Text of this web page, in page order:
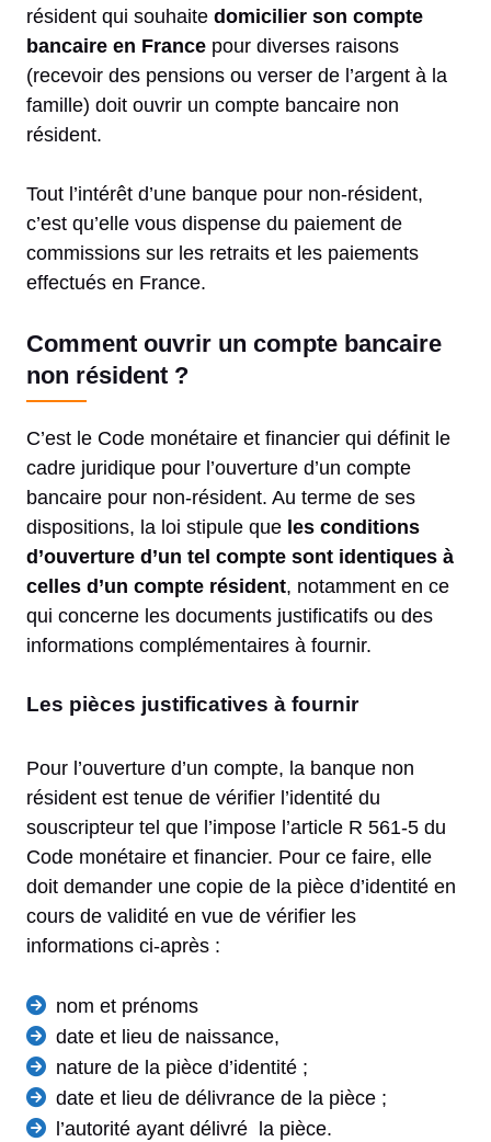
résident qui souhaite domicilier son compte
bancaire en France pour diverses raisons
(recevoir des pensions ou verser de l’argent à la
famille) doit ouvrir un compte bancaire non
résident.
Tout l’intérêt d’une banque pour non-résident,
c’est qu’elle vous dispense du paiement de
commissions sur les retraits et les paiements
effectués en France.
Comment ouvrir un compte bancaire
non résident ?
C’est le Code monétaire et financier qui définit le
cadre juridique pour l’ouverture d’un compte
bancaire pour non-résident. Au terme de ses
dispositions, la loi stipule que les conditions
d’ouverture d’un tel compte sont identiques à
celles d’un compte résident, notamment en ce
qui concerne les documents justificatifs ou des
informations complémentaires à fournir.
Les pièces justificatives à fournir
Pour l’ouverture d’un compte, la banque non
résident est tenue de vérifier l’identité du
souscripteur tel que l’impose l’article R 561-5 du
Code monétaire et financier. Pour ce faire, elle
doit demander une copie de la pièce d’identité en
cours de validité en vue de vérifier les
informations ci-après :
nom et prénoms
date et lieu de naissance,
nature de la pièce d’identité ;
date et lieu de délivrance de la pièce ;
l’autorité ayant délivré la pièce.